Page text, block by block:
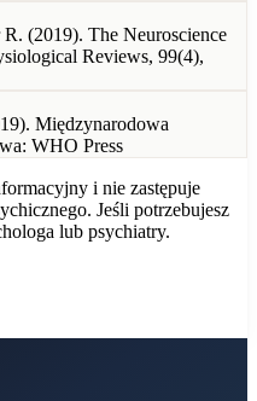
(2019). The Neuroscience
Reviews, 99(4),
Międzynarodowa
WHO Press
i nie zastępuje
Jeśli potrzebujesz
lub psychiatry.